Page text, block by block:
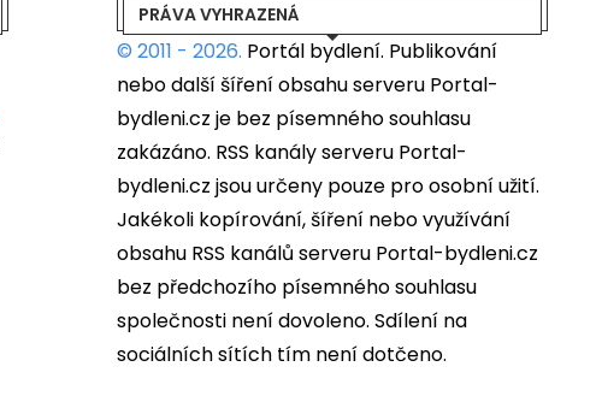
PRÁVA VYHRAZENÁ
© 2011 - 2026. Portál bydlení. Publikování
nebo další šíření obsahu serveru Portal-
bydleni.cz je bez písemného souhlasu
zakázáno. RSS kanály serveru Portal-
bydleni.cz jsou určeny pouze pro osobní užití.
Jakékoli kopírování, šíření nebo využívání
obsahu RSS kanálů serveru Portal-bydleni.cz
bez předchozího písemného souhlasu
společnosti není dovoleno. Sdílení na
sociálních sítích tím není dotčeno.